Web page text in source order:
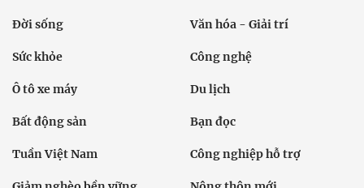
Đời sống Văn hóa - Giải trí
Sức khỏe Công nghệ
Ô tô xe máy Du lịch
Bất động sản Bạn đọc
Tuần Việt Nam Công nghiệp hỗ trợ